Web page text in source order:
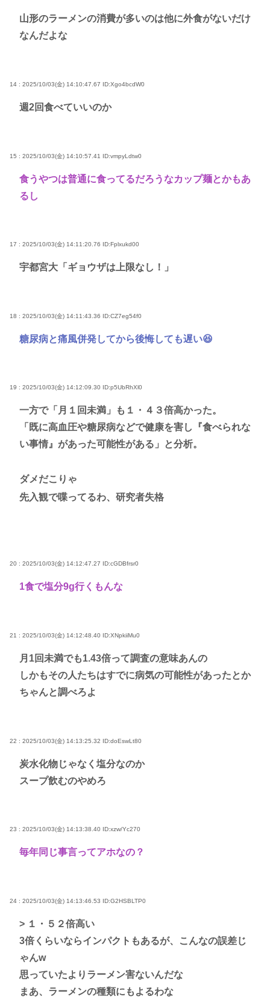
山形のラーメンの消費が多いのは他に外食がないだけ
なんだよな
14 : 2025/10/03(金) 14:10:47.67 ID:Xgo4bcdW0
週2回食べていいのか
15 : 2025/10/03(金) 14:10:57.41 ID:vmpyLdtw0
食うやつは普通に食ってるだろうなカップ麺とかもあ
るし
17 : 2025/10/03(金) 14:11:20.76 ID:Fplxukd00
宇都宮大「ギョウザは上限なし！」
18 : 2025/10/03(金) 14:11:43.36 ID:CZ7eg54f0
糖尿病と痛風併発してから後悔しても遅い😆
19 : 2025/10/03(金) 14:12:09.30 ID:p5UbRhXl0
一方で「月１回未満」も１・４３倍高かった。
「既に高血圧や糖尿病などで健康を害し『食べられな
い事情』があった可能性がある」と分析。
ダメだこりゃ
先入観で喋ってるわ、研究者失格
20 : 2025/10/03(金) 14:12:47.27 ID:cGDBfrsr0
1食で塩分9g行くもんな
21 : 2025/10/03(金) 14:12:48.40 ID:XNpkiiMu0
月1回未満でも1.43倍って調査の意味あんの
しかもその人たちはすでに病気の可能性があったとか
ちゃんと調べろよ
22 : 2025/10/03(金) 14:13:25.32 ID:doEswLt80
炭水化物じゃなく塩分なのか
スープ飲むのやめろ
23 : 2025/10/03(金) 14:13:38.40 ID:xzw/Yc270
毎年同じ事言ってアホなの？
24 : 2025/10/03(金) 14:13:46.53 ID:G2HSBLTP0
> １・５２倍高い
3倍くらいならインパクトもあるが、こんなの誤差じ
ゃんw
思っていたよりラーメン害ないんだな
まあ、ラーメンの種類にもよるわな